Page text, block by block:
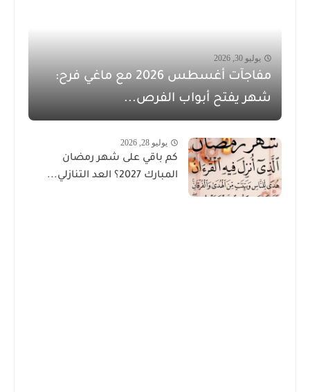
يوليو 30, 2026
مفاجآت أغسطس 2026 مع ماغي فرح:
شهر يفتح أبواب الفرص...
يوليو 28, 2026
كم باقي على شهر رمضان
المبارك 2027؟ العد التنازلي...